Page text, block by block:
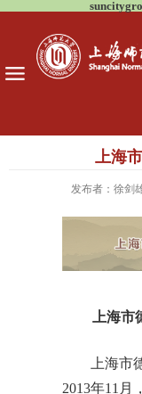
上海
发布者：徐剑
上海
上海市
2013年11 月